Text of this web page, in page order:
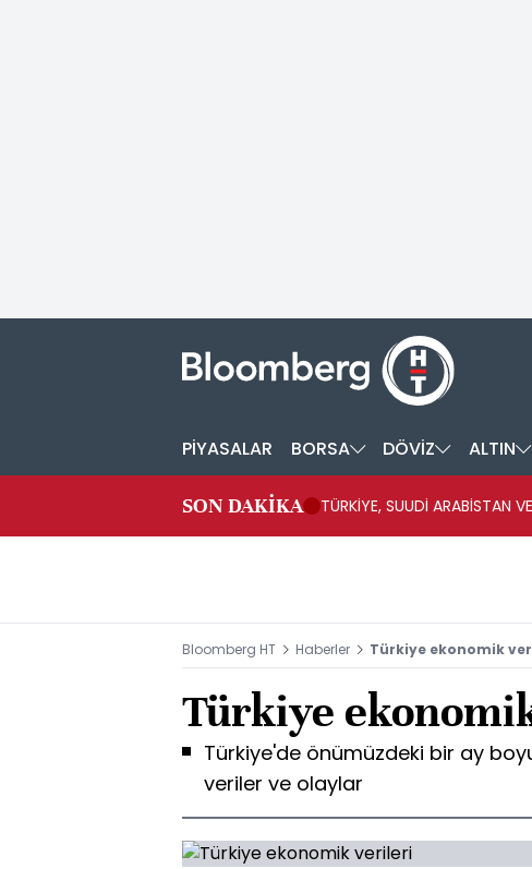
PİYASALAR BORSA DÖVİZ ALTIN
SON DAKİKA TÜRKİYE, SUUDİ ARABİSTAN
Bloomberg HT Haberler Türkiye ekonomik
Türkiye
Türkiye'de önümüzdeki bir ay
veriler ve olaylar